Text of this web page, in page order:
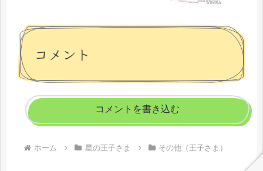
コメント
コメントを書き込む
ホーム 星の王子さま その他（王子さま）